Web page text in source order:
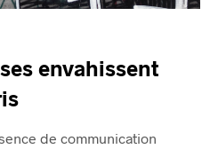
envahissent
de communication